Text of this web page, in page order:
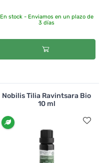
En stock - Enviamos en un plazo de
3 días
Nobilis Tilia Ravintsara Bio
10 ml